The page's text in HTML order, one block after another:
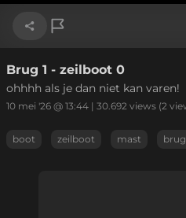
Link kopiëren
Brug 1 - zeilboot 0
ohhhh als je dan niet kan varen!
10 mei '26 @ 13:44 | 30.692 views (2
boot zeilboot mast brug